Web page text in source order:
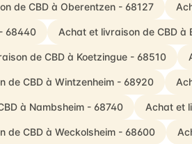
de CBD à Oberentzen - 68127
68440 Achat et livraison de CBD à
de CBD à Koetzingue - 68510
de CBD à Wintzenheim - 68920
à Nambsheim - 68740 Achat et
de CBD à Weckolsheim - 68600